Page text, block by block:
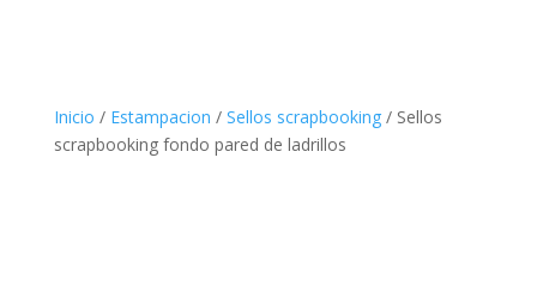
Inicio / Estampacion / Sellos scrapbooking/ Sellos
scrapbooking fondo pared de ladrillos